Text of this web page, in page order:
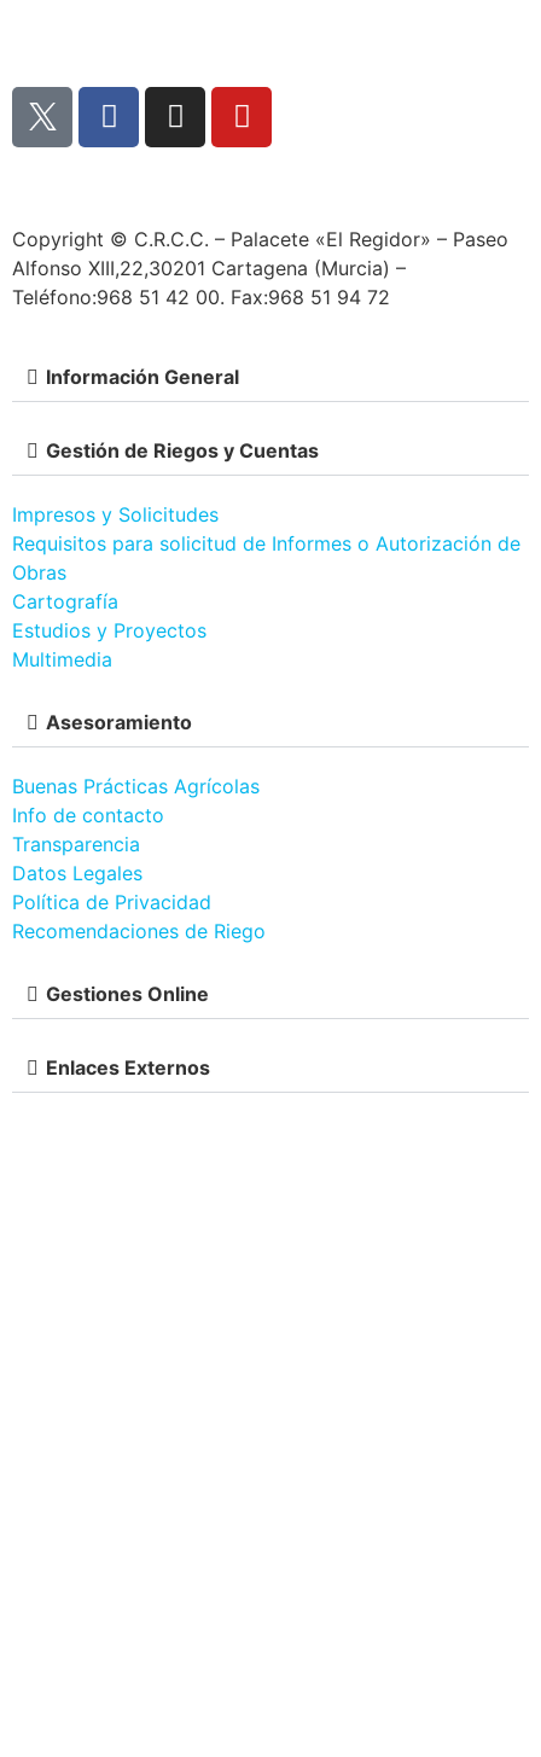
Copyright © C.R.C.C. – Palacete «El Regidor» – Paseo
Alfonso XIII,22,30201 Cartagena (Murcia) –
Teléfono:968 51 42 00. Fax:968 51 94 72
Información General
Gestión de Riegos y Cuentas
Impresos y Solicitudes
Requisitos para solicitud de Informes o Autorización de
Obras
Cartografía
Estudios y Proyectos
Multimedia
Asesoramiento
Buenas Prácticas Agrícolas
Info de contacto
Transparencia
Datos Legales
Política de Privacidad
Recomendaciones de Riego
Gestiones Online
Enlaces Externos